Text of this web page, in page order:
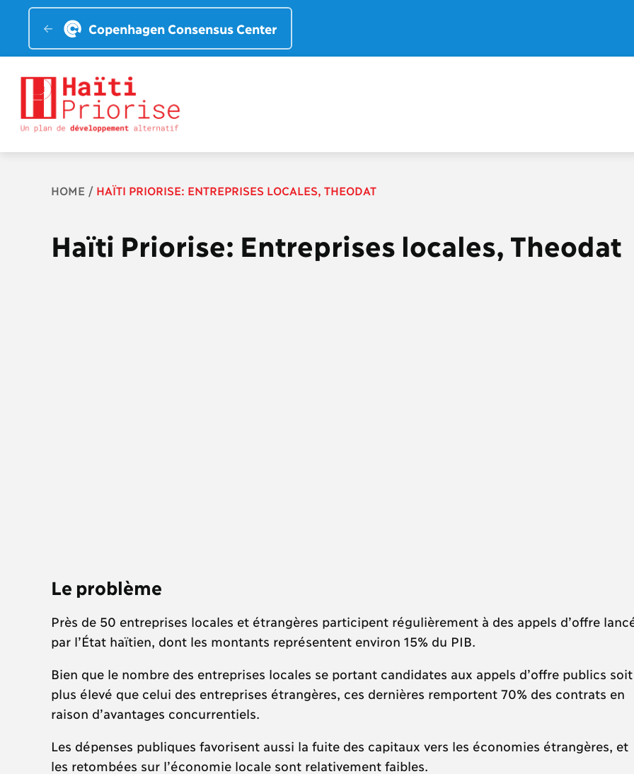
Copenhagen Consensus Center
Breadcrumb
HOME HAÏTI PRIORISE: ENTREPRISES LOCALES, THEODAT
Haïti Priorise: Entreprises locales, Theodat
Le problème
Près de 50 entreprises locales et étrangères participent régulièrement à des appels d’offre
par l’État haïtien, dont les montants représentent environ 15% du PIB.
Bien que le nombre des entreprises locales se portant candidates aux appels d’offre publics soit
plus élevé que celui des entreprises étrangères, ces dernières remportent 70% des contrats en
raison d’avantages concurrentiels.
Les dépenses publiques favorisent aussi la fuite des capitaux vers les économies étrangères, et
les retombées sur l’économie locale sont relativement faibles.